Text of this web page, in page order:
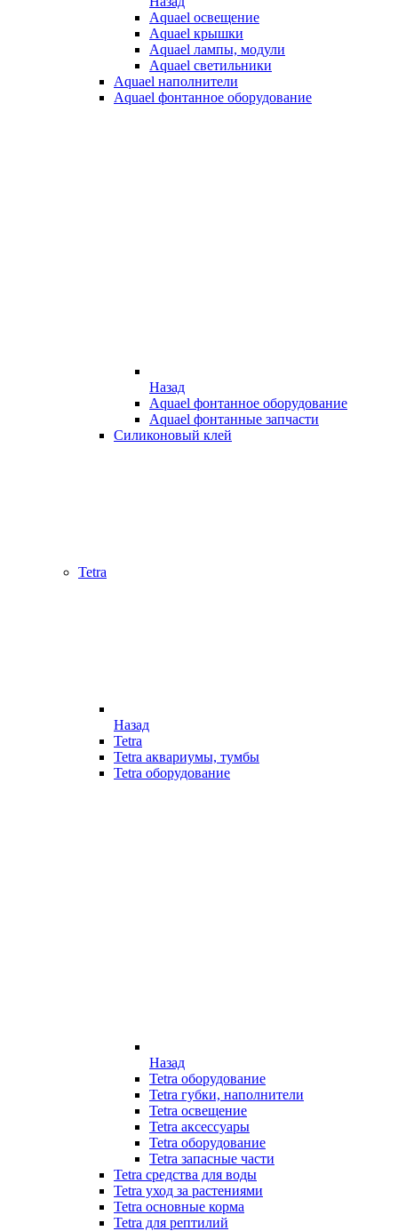
Aquael освещение
Aquael крышки
Aquael лампы, модули
Aquael светильники
Aquael наполнители
Aquael фонтанное оборудование
Назад
Aquael фонтанное оборудование
Aquael фонтанные запчасти
Силиконовый клей
Tetra
Назад
Tetra
Tetra аквариумы, тумбы
Tetra оборудование
Назад
Tetra оборудование
Tetra губки, наполнители
Tetra освещение
Tetra аксессуары
Tetra оборудование
Tetra запасные части
Tetra средства для воды
Tetra уход за растениями
Tetra основные корма
Tetra для рептилий